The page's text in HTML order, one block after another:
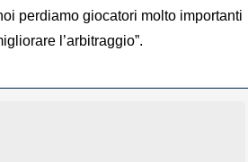
perdiamo giocatori molto importanti
l’arbitraggio”.